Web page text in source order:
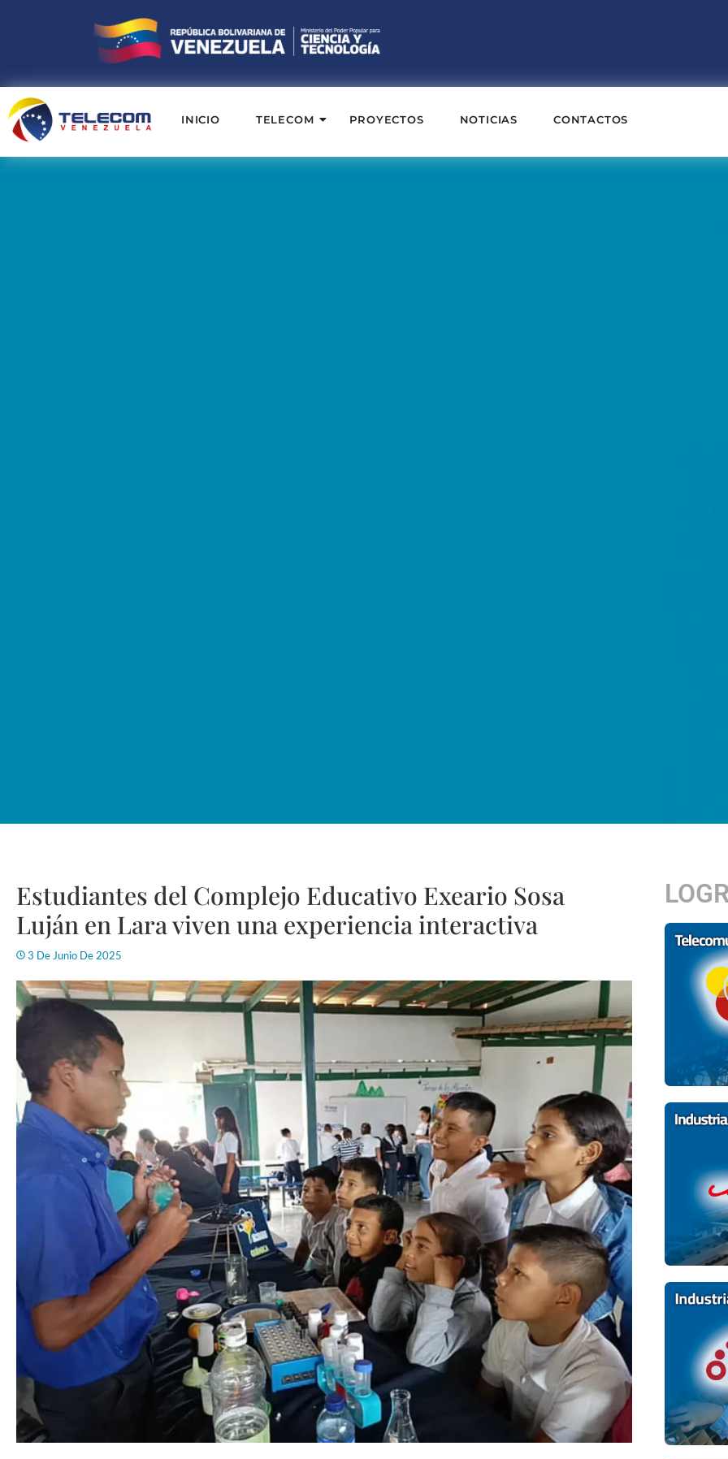
INICIO TELECOM PROYECTOS NOTICIAS CONTACTOS
Estudiantes del Complejo Educativo Exeario Sosa
Luján en Lara viven una experiencia interactiva
3 De Junio De 2025